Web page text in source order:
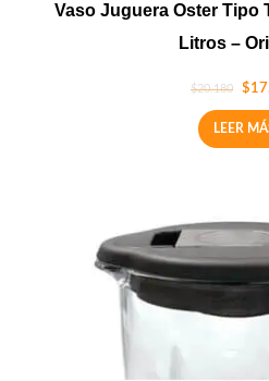
Vaso Juguera Oster Tipo
Litros –
$20.180 $
LEER